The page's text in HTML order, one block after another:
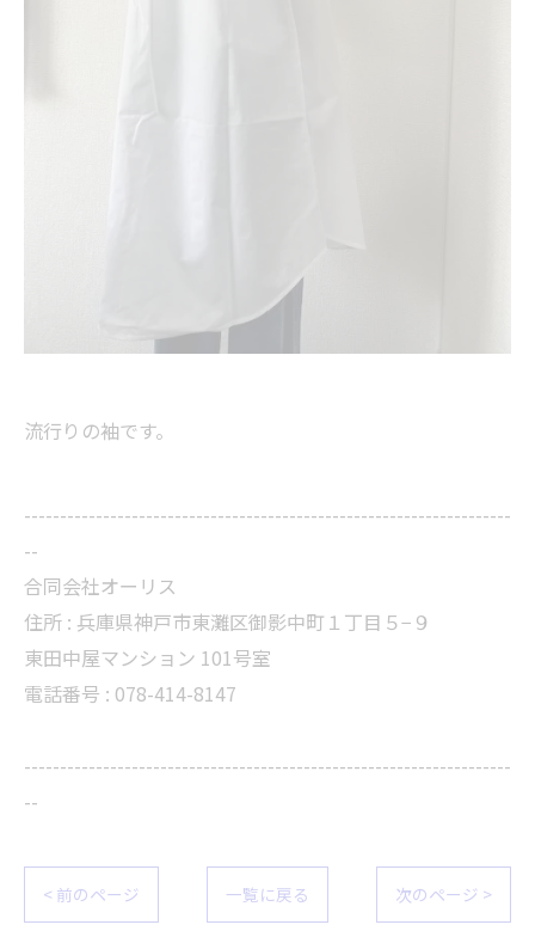
流行りの袖です。
--------------------------------------------------------------------
--
合同会社オーリス
住所 : 兵庫県神戸市東灘区御影中町１丁目５−９
東田中屋マンション 101号室
電話番号 : 078-414-8147
--------------------------------------------------------------------
--
< 前のページ 一覧に戻る 次のページ >